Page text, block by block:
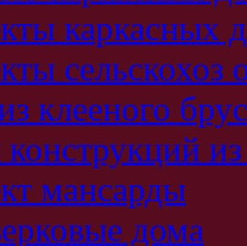
каркасных
сельскохоз
клееного
мансарды
дома